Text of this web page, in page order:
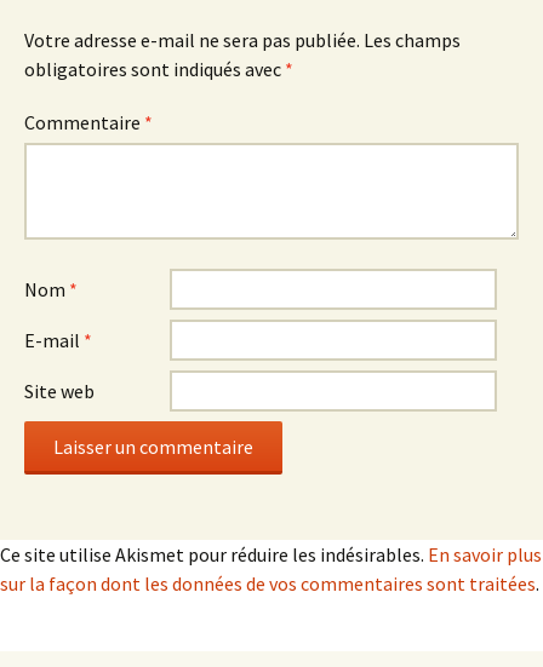
Votre adresse e-mail ne sera pas publiée. Les champs
obligatoires sont indiqués avec *
Commentaire *
Nom *
E-mail *
Site web
Ce site utilise Akismet pour réduire les indésirables. En savoir plus
sur la façon dont les données de vos commentaires sont traitées.